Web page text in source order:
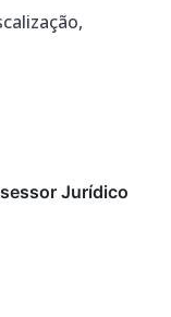
Jurídico